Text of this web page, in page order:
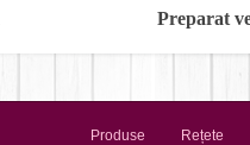
Preparat
Produse Rețete